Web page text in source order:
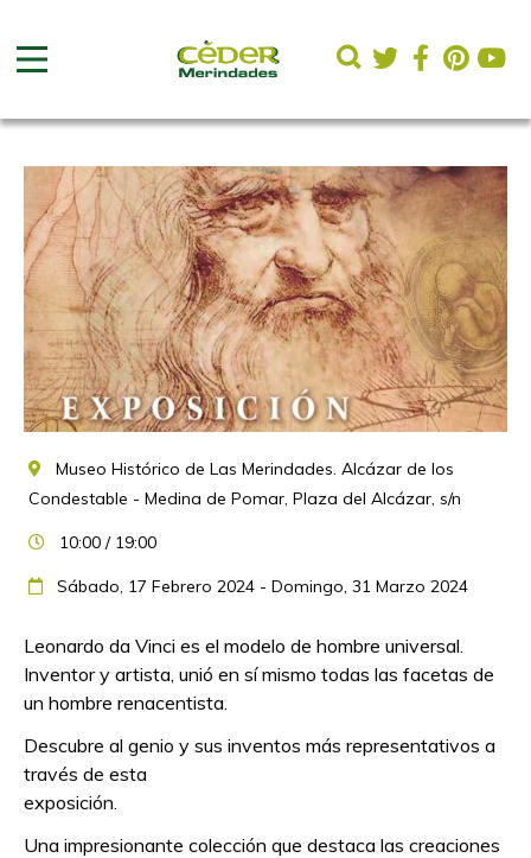
Museo Histórico de Las Merindades. Alcázar de los
Condestable - Medina de Pomar, Plaza del Alcázar, s/n
10:00 / 19:00
Sábado, 17 Febrero 2024 - Domingo, 31 Marzo 2024
Leonardo da Vinci es el modelo de hombre universal.
Inventor y artista, unió en sí mismo todas las facetas de
un hombre renacentista.
Descubre al genio y sus inventos más representativos a
través de esta
exposición.
Una impresionante colección que destaca las creaciones